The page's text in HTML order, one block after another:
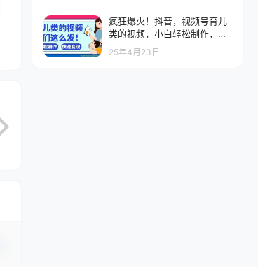
疯狂爆火！抖音，视频号育儿
类的视频，小白轻松制作，快
速拿到结果
25年4月23日